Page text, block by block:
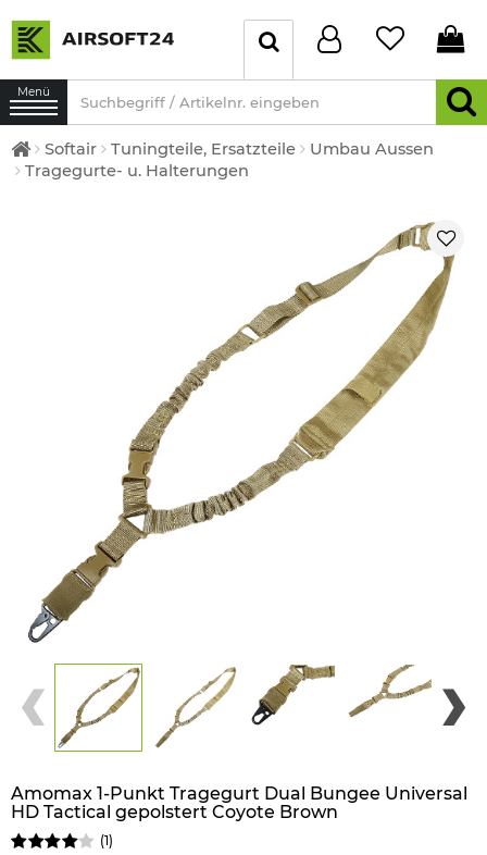
Menü
Softair Tuningteile, Ersatzteile
Umbau Aussen
Tragegurte- u. Halterungen
Amomax 1-Punkt Tragegurt Dual Bungee Universal
HD Tactical gepolstert Coyote Brown
(1 )